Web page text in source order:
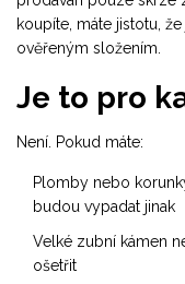
koupíte, máte jistotu,
ověřeným složením.
Je to pro
Není. Pokud máte:
Plomby nebo
budou vypadat jinak
Velké zubní kámen
ošetřit